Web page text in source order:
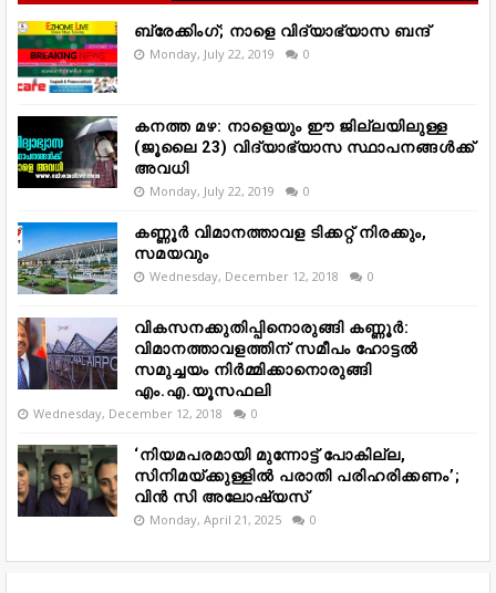
ബ്രേക്കിംഗ്; നാളെ വിദ്യാഭ്യാസ ബന്ദ്
Monday, July 22, 2019 0
കനത്ത മഴ: നാളെയും ഈ ജില്ലയിലുള്ള
(ജൂലൈ 23) വിദ്യാഭ്യാസ സ്ഥാപനങ്ങൾക്ക്
അവധി
Monday, July 22, 2019 0
കണ്ണൂർ വിമാനത്താവള ടിക്കറ്റ് നിരക്കും,
സമയവും
Wednesday, December 12, 2018 0
വികസനക്കുതിപ്പിനൊരുങ്ങി കണ്ണൂർ:
വിമാനത്താവളത്തിന് സമീപം ഹോട്ടൽ
സമുച്ചയം നിർമ്മിക്കാനൊരുങ്ങി
എം.എ.യൂസഫലി
Wednesday, December 12, 2018 0
‘നിയമപരമായി മുന്നോട്ട് പോകില്ല,
സിനിമയ്ക്കുള്ളിൽ പരാതി പരിഹരിക്കണം’;
വിൻ സി അലോഷ്യസ്
Monday, April 21, 2025 0